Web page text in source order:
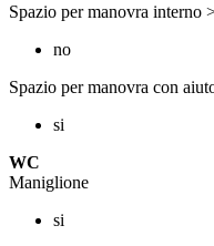
Spazio per manovra interno
no
Spazio per manovra con
si
WC
Maniglione
si